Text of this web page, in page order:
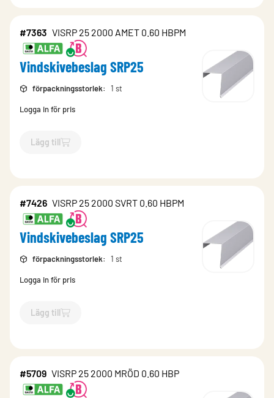
#7363 VISRP 25 2000 AMET 0.60 HBPM
Vindskivebeslag SRP25
förpackningsstorlek: 1 st
Logga in för pris
Lägg till
`$Lägg till
#7426 VISRP 25 2000 SVRT 0.60 HBPM
Vindskivebeslag SRP25
förpackningsstorlek: 1 st
Logga in för pris
Lägg till
`$Lägg till
#5709 VISRP 25 2000 MRÖD 0.60 HBP